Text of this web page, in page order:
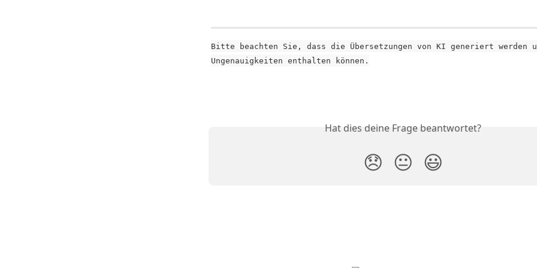
Bitte beachten Sie, dass die Übersetzungen von KI generiert werden
Ungenauigkeiten enthalten können.
Hat dies deine Frage beantwortet?
😞 😐 😃